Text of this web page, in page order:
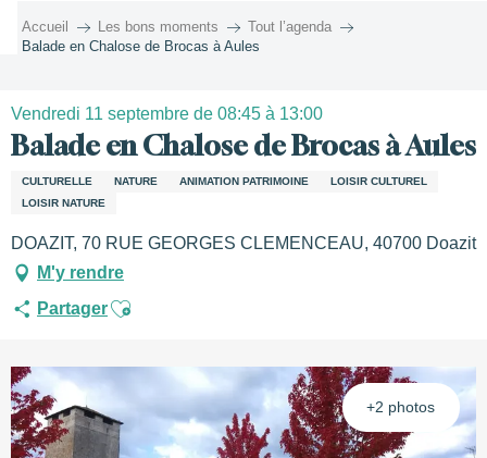
Accueil Les bons moments
Tout l’agenda
Balade en Chalose de Brocas à Aules
Vendredi 11 septembre de 08:45 à 13:00
Balade en Chalose de Brocas à Aules
CULTURELLE NATURE ANIMATION PATRIMOINE
LOISIR CULTUREL
LOISIR NATURE
DOAZIT, 70 RUE GEORGES CLEMENCEAU, 40700 Doazit
M'y rendre
PartagerAjouter aux favoris
+2 photos